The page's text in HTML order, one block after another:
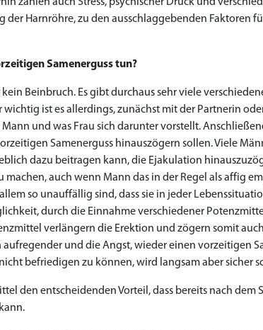
zählen auch Stress, psychischer Druck und
der Harnröhre, zu den ausschlaggebenden Faktoren
Samenerguss tun?
Beinbruch. Es gibt durchaus sehr viele
wichtig ist es allerdings, zunächst mit der Partnerin
und was Frau sich darunter vorstellt.
Samenerguss hinauszögern sollen. Viele
dazu beitragen kann, die Ejakulation
machen, auch wenn Mann das in der Regel als affig
so unauffällig sind, dass sie in jeder
durch die Einnahme verschiedener
verlängern die Erektion und zögern somit
aufregender und die Angst, wieder einen vorzeitigen
befriedigen zu können, wird langsam aber sicher
den entscheidenden Vorteil, dass bereits nach dem